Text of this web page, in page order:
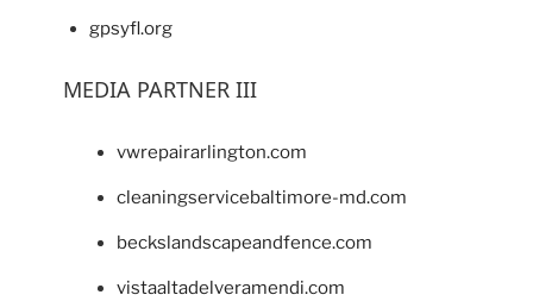
gpsyfl.org
MEDIA PARTNER III
vwrepairarlington.com
cleaningservicebaltimore-md.com
beckslandscapeandfence.com
vistaaltadelveramendi.com